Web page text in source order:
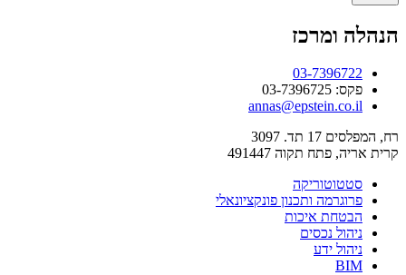
הנהלה ומרכז
03-7396722
פקס: 03-7396725
annas@epstein.co.il
רח, המפלסים 17 תד. 3097
קרית אריה, פתח תקוה 491447
סטטוטוריקה
פרוגרמה ותכנון פונקציונאלי
הבטחת איכות
ניהול נכסים
ניהול ידע
BIM